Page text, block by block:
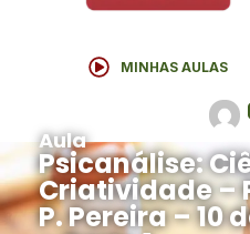
MINHAS AULAS
Aula
Psicanálise:
Criatividade –
P. Pereira – 10